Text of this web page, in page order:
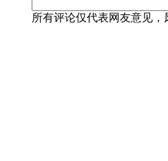
所有评论仅代表网友意见，